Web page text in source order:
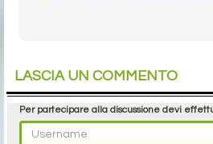
LASCIA UN COMMENTO
Per partecipare alla discussione devi